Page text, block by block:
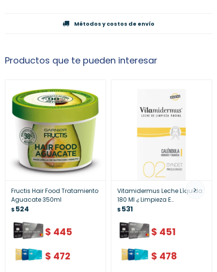
Métodos y costos de envío
Productos que te pueden interesar
Fructis Hair Food Tratamiento
Aguacate 350ml
$524
$ 445
$ 472
Vitamidermus Leche Líquida
180 Ml ¿ Limpieza E
Hidratación
$531
$ 451
$ 478